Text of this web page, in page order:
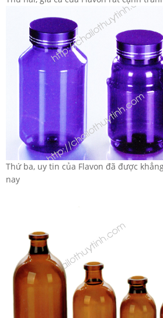
Thứ ba, uy tin của Flavon đã được
nay